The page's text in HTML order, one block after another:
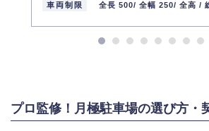
車両制限
全長 500/ 全幅 250/ 全高 /
プロ監修！月極駐車場の選び方・